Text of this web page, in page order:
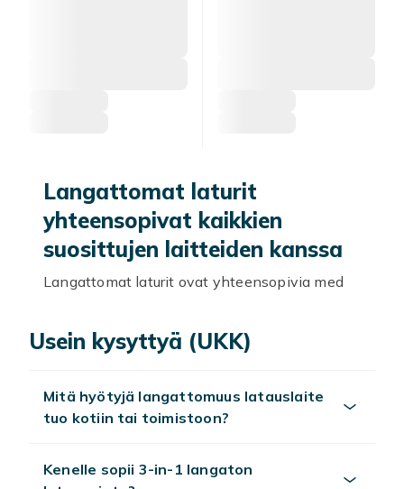
Langattomat laturit
yhteensopivat kaikkien
suosittujen laitteiden kanssa
Langattomat laturit ovat yhteensopivia med
alltid gode priser.
USB-C ja pikalataus
USB-C PD -laturit ovat yhteensopivia
MacBookin kanssa pikalataukseen.
Usein kysyttyä (UKK)
Mitä hyötyjä langattomuus latauslaite
tuo kotiin tai toimistoon?
Kenelle sopii 3-in-1 langaton